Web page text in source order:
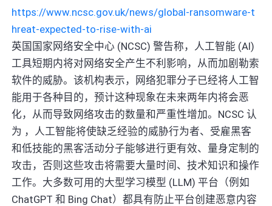
https://www.ncsc.gov.uk/news/global-ransomware-t
hreat-expected-to-rise-with-ai
英国国家网络安全中心 (NCSC) 警告称，人工智能 (AI)
工具短期内将对网络安全产生不利影响，从而加剧勒索
软件的威胁。该机构表示，网络犯罪分子已经将人工智
能用于各种目的，预计这种现象在未来两年内将会恶
化，从而导致网络攻击的数量和严重性增加。NCSC 认
为 ，人工智能将使缺乏经验的威胁行为者、受雇黑客
和低技能的黑客活动分子能够进行更有效、量身定制的
攻击，否则这些攻击将需要大量时间、技术知识和操作
工作。大多数可用的大型学习模型 (LLM) 平台（例如
ChatGPT 和 Bing Chat）都具有防止平台创建恶意内容